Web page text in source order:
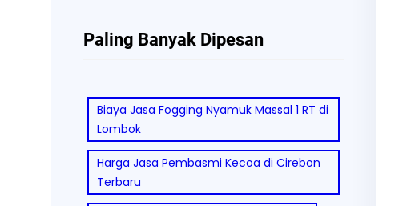
Paling Banyak Dipesan
Biaya Jasa Fogging Nyamuk Massal 1 RT di
Lombok
Harga Jasa Pembasmi Kecoa di Cirebon
Terbaru